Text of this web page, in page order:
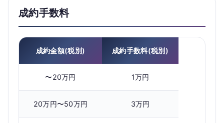
成約手数料
成約金額(税別) 成約手数料(税別)
〜20万円 1万円
20万円〜50万円 3万円